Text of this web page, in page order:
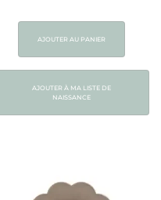
AJOUTER AU PANIER
AJOUTER À MA LISTE DE
NAISSANCE